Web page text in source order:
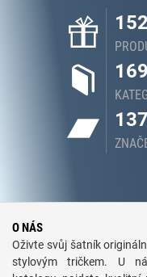
169
137
O NÁS
Oživte svůj šatník
stylovým tričkem. U